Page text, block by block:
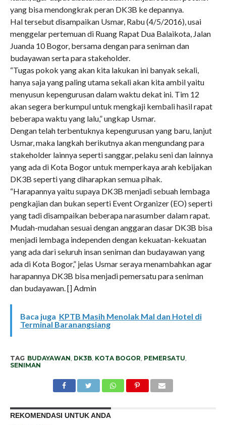
yang bisa mendongkrak peran DK3B ke depannya.
Hal tersebut disampaikan Usmar, Rabu (4/5/2016), usai
menggelar pertemuan di Ruang Rapat Dua Balaikota, Jalan
Juanda 10 Bogor, bersama dengan para seniman dan
budayawan serta para stakeholder.
“Tugas pokok yang akan kita lakukan ini banyak sekali,
hanya saja yang paling utama sekali akan kita ambil yaitu
menyusun kepengurusan dalam waktu dekat ini. Tim 12
akan segera berkumpul untuk mengkaji kembali hasil rapat
beberapa waktu yang lalu,” ungkap Usmar.
Dengan telah terbentuknya kepengurusan yang baru, lanjut
Usmar, maka langkah berikutnya akan mengundang para
stakeholder lainnya seperti sanggar, pelaku seni dan lainnya
yang ada di Kota Bogor untuk memperkaya arah kebijakan
DK3B seperti yang diharapkan semua pihak.
“Harapannya yaitu supaya DK3B menjadi sebuah lembaga
pengkajian dan bukan seperti Event Organizer (EO) seperti
yang tadi disampaikan beberapa narasumber dalam rapat.
Mudah-mudahan sesuai dengan anggaran dasar DK3B bisa
menjadi lembaga independen dengan kekuatan-kekuatan
yang ada dari seluruh insan seniman dan budayawan yang
ada di Kota Bogor,” jelas Usmar seraya menambahkan agar
harapannya DK3B bisa menjadi pemersatu para seniman
dan budayawan. [] Admin
Baca juga KPTB Masih Menolak Mal dan Hotel di
Terminal Baranangsiang
TAG BUDAYAWAN DK3B, KOTA BOGOR PEMERSATU
SENIMAN
REKOMENDASI UNTUK ANDA